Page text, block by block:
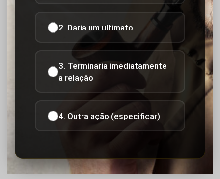
2. Daria um ultimato
3. Terminaria imediatamente
a relação
4. Outra ação.(especificar)